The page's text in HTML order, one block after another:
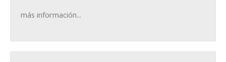
más información...